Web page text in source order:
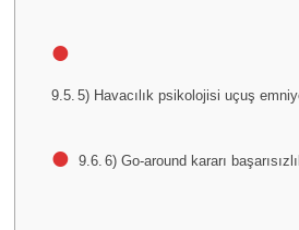
5) Havacılık psikolojisi uçuş
6) Go-around kararı